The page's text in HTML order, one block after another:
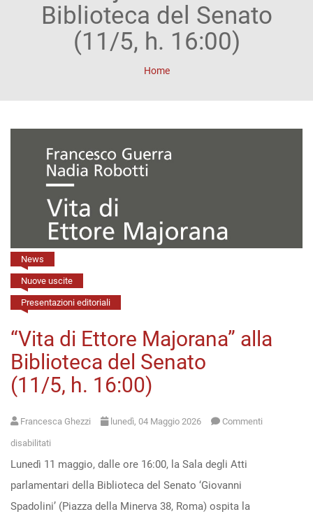
Incipit
Archetipi
Annali
di
Lettere
Annali
di
Scienze
Open
access
ACCOUNTBiblioteca del Senato
(11/5, h. 16:00)
Home
News
Nuove uscite
Presentazioni editoriali
“Vita di Ettore Majorana” alla
Biblioteca del Senato
(11/5, h. 16:00)
Francesca Ghezzi lunedì, 04 Maggio 2026 Commenti
disabilitati
“Vita
di
Ettore
Lunedì 11 maggio, dalle ore 16:00, la Sala degli Atti
parlamentari della Biblioteca del Senato ‘Giovanni
Spadolini’ (Piazza della Minerva 38, Roma) ospita la